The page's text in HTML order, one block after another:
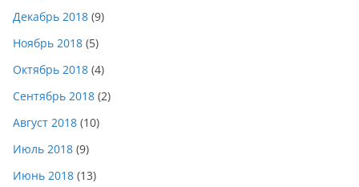
Декабрь 2018 (9)
Ноябрь 2018 (5)
Октябрь 2018 (4)
Сентябрь 2018 (2)
Август 2018 (10)
Июль 2018 (9)
Июнь 2018 (13)